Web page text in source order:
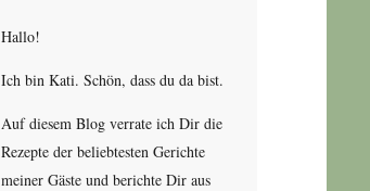
Hallo!
Ich bin Kati. Schön, dass du da bist.
Auf diesem Blog verrate ich Dir die
Rezepte der beliebtesten Gerichte
meiner Gäste und berichte Dir aus